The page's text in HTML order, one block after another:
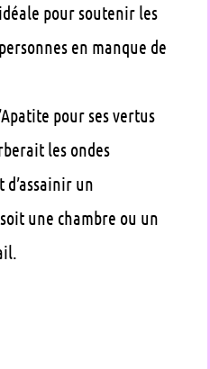
pour soutenir les
en manque de
pour ses vertus
les ondes
un
une chambre ou un